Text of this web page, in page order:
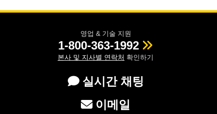
영업 & 기술 지원
1-800-363-1992
본사 및 지사별 연락처 확인하기
실시간 채팅
이메일